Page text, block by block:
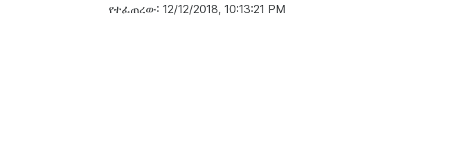
የተፈጠረው: 12/12/2018, 10:13:21 PM